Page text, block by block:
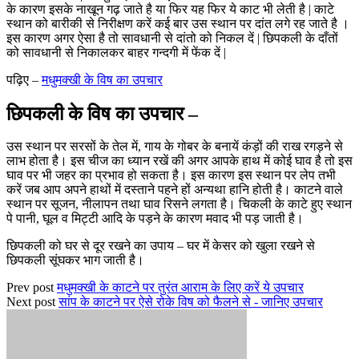
के कारण इसके नाखून गढ़ जाते है या फिर यह फिर ये काट भी लेती है | काटे
स्थान को बारीकी से निरीक्षण करें कई बार उस स्थान पर दांत लगे रह जाते है ।
इस कारण अगर ऐसा है तो सावधानी से दांतो को निकल दें | छिपकली के दाँतों
को सावधानी से निकालकर बाहर गन्दगी में फेंक दें |
पढ़िए –मधुमक्खी के विष का उपचार
छिपकली के विष का उपचार –
उस स्थान पर सरसों के तेल में, गाय के गोबर के बनायें कंड़ों की राख रगड़ने से
लाभ होता है। इस चीज का ध्यान रखें की अगर आपके हाथ में कोई घाव है तो इस
घाव पर भी जहर का प्रभाव हो सकता है। इस कारण इस स्थान पर लेप तभी
करें जब आप अपने हाथों में दस्ताने पहने हों अन्यथा हानि होती है। काटने वाले
स्थान पर सूजन, नीलापन तथा घाव रिसने लगता है। चिकली के काटे हुए स्थान
पे पानी, घूल व मिट्टी आदि के पड़ने के कारण मवाद भी पड़ जाती है।
छिपकली को घर से दूर रखने का उपाय – घर में केसर को खुला रखने से
छिपकली सूंघकर भाग जाती है।
Prev post मधुमक्खी के काटने पर तुरंत आराम के लिए करें ये उपचार
Next post सांप के काटने पर ऐसे रोके विष को फैलने से - जानिए उपचार